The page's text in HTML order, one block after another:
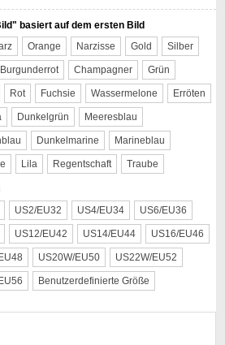
basiert auf dem ersten Bild
Orange Narzisse Gold Silber
Burgunderrot Champagner Grün
Rot Fuchsie Wassermelone Erröten
Dunkelgrün Meeresblau
Dunkelmarine Marineblau
Lila Regentschaft Traube
US2/EU32 US4/EU34 US6/EU36
US12/EU42 US14/EU44 US16/EU46
US20W/EU50 US22W/EU52
Benutzerdefinierte Größe